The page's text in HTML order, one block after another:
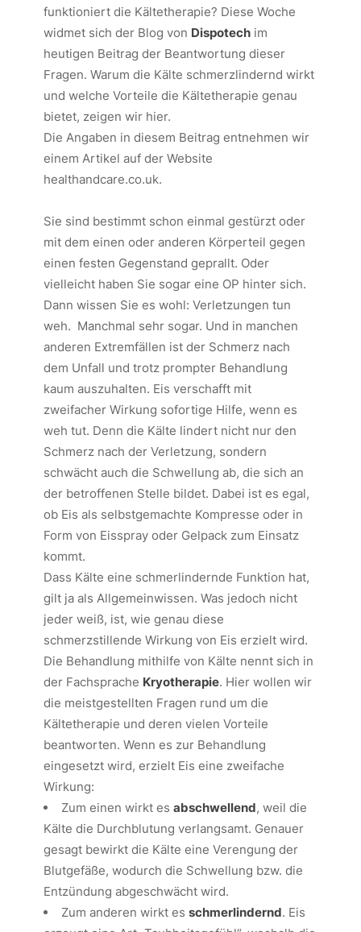
funktioniert die Kältetherapie? Diese Woche
widmet sich der Blog von Dispotech im
heutigen Beitrag der Beantwortung dieser
Fragen. Warum die Kälte schmerzlindernd wirkt
und welche Vorteile die Kältetherapie genau
bietet, zeigen wir hier.
Die Angaben in diesem Beitrag entnehmen wir
einem Artikel auf der Website
healthandcare.co.uk.
Sie sind bestimmt schon einmal gestürzt oder
mit dem einen oder anderen Körperteil gegen
einen festen Gegenstand geprallt. Oder
vielleicht haben Sie sogar eine OP hinter sich.
Dann wissen Sie es wohl: Verletzungen tun
weh. Manchmal sehr sogar. Und in manchen
anderen Extremfällen ist der Schmerz nach
dem Unfall und trotz prompter Behandlung
kaum auszuhalten. Eis verschafft mit
zweifacher Wirkung sofortige Hilfe, wenn es
weh tut. Denn die Kälte lindert nicht nur den
Schmerz nach der Verletzung, sondern
schwächt auch die Schwellung ab, die sich an
der betroffenen Stelle bildet. Dabei ist es egal,
ob Eis als selbstgemachte Kompresse oder in
Form von Eisspray oder Gelpack zum Einsatz
kommt.
Dass Kälte eine schmerlindernde Funktion hat,
gilt ja als Allgemeinwissen. Was jedoch nicht
jeder weiß, ist, wie genau diese
schmerzstillende Wirkung von Eis erzielt wird.
Die Behandlung mithilfe von Kälte nennt sich in
der Fachsprache Kryotherapie. Hier wollen wir
die meistgestellten Fragen rund um die
Kältetherapie und deren vielen Vorteile
beantworten. Wenn es zur Behandlung
eingesetzt wird, erzielt Eis eine zweifache
Wirkung:
Zum einen wirkt es abschwellend, weil die
Kälte die Durchblutung verlangsamt. Genauer
gesagt bewirkt die Kälte eine Verengung der
Blutgefäße, wodurch die Schwellung bzw. die
Entzündung abgeschwächt wird.
Zum anderen wirkt es schmerlindernd. Eis